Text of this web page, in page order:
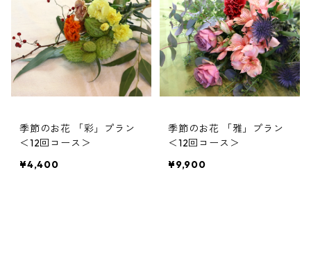
季節のお花 「彩」プラン
＜12回コース＞
¥4,400
季節のお花 「雅」プラン
＜12回コース＞
¥9,900